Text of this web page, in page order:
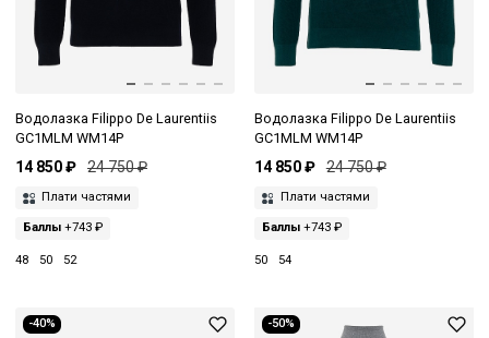
Водолазка Filippo De Laurentiis
GC1MLM WM14P
14 850 ₽ 24 750 ₽
Плати частями
Баллы +743 ₽
48 50 52
Водолазка Filippo De Laurentiis
GC1MLM WM14P
14 850 ₽ 24 750 ₽
Плати частями
Баллы+743 ₽
50 54
-40% -50%